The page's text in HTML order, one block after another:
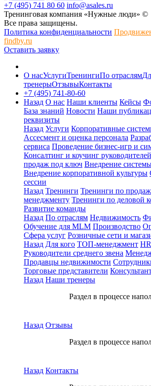
+7 (495) 741 80 60 info@asales.ru
Тренинговая компания «Нужные люди» ©
Все права защищены.
Политика конфиденциальности
findby.ru
Оставить заявку
О насУслугиТренингиПо отраслям
тренерыОтзывыКонтакты
+7 (495) 741-80-60
Назад О нас Наши клиенты Кейсы
База знаний Новости Наши
реквизиты
Назад Услуги Корпоративные
Ассесмент и оценка персонала
сервиса Проведение бизнес-игр и
Консалтинг и коучинг руководителей
продаж под ключ Внедрение
Внедрение корпоративной культуры
сессии
Назад Тренинги Тренинги по
менеджменту Тренинги по деловой
Развитие команды
Назад По отраслям Недвижимость
Обучение для MLM Производство
Сфера услуг Розничные сети и
Назад Для кого ТОП-менеджмент
Руководители среднего звена
Продавцы недвижимости
Торговые представители
Назад Наши тренеры
Раздел в процессе
Назад Отзывы
Раздел в процессе
Назад Контакты